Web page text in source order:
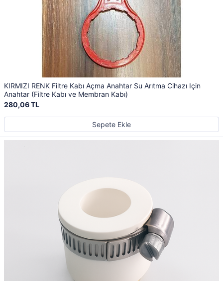
KIRMIZI RENK Filtre Kabı Açma Anahtar Su Arıtma Cihazı Için
Anahtar (Filtre Kabı ve Membran Kabı)
280,06 TL
Sepete Ekle